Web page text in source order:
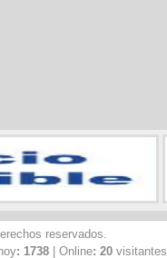
reservados.
: 1738 | Online: 20 visitantes